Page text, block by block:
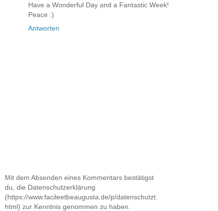
Have a Wonderful Day and a Fantastic Week!
Peace :)
Antworten
Mit dem Absenden eines Kommentars bestätigst
du, die Datenschutzerklärung
(https://www.facileetbeaugusta.de/p/datenschutzt.
html) zur Kenntnis genommen zu haben.